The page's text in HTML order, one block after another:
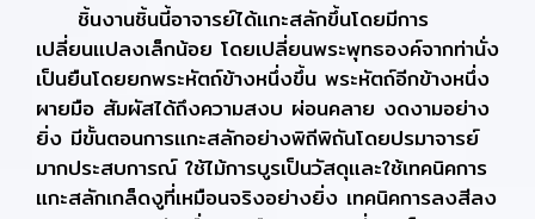
ชิ้นงานชิ้นนี้อาจารย์ได้แกะสลักขึ้นโดยมีการ
เปลี่ยนแปลงเล็กน้อย โดยเปลี่ยนพระพุทธองค์จากท่านั่ง
เป็นยืนโดยยกพระหัตถ์ข้างหนึ่งขึ้น พระหัตถ์อีกข้างหนึ่ง
ผายมือ สัมผัสได้ถึงความสงบ ผ่อนคลาย งดงามอย่าง
ยิ่ง มีขั้นตอนการแกะสลักอย่างพิถีพิถันโดยปรมาจารย์
มากประสบการณ์ ใช้ไม้การบูรเป็นวัสดุและใช้เทคนิคการ
แกะสลักเกล็ดงูที่เหมือนจริงอย่างยิ่ง เทคนิคการลงสีลง